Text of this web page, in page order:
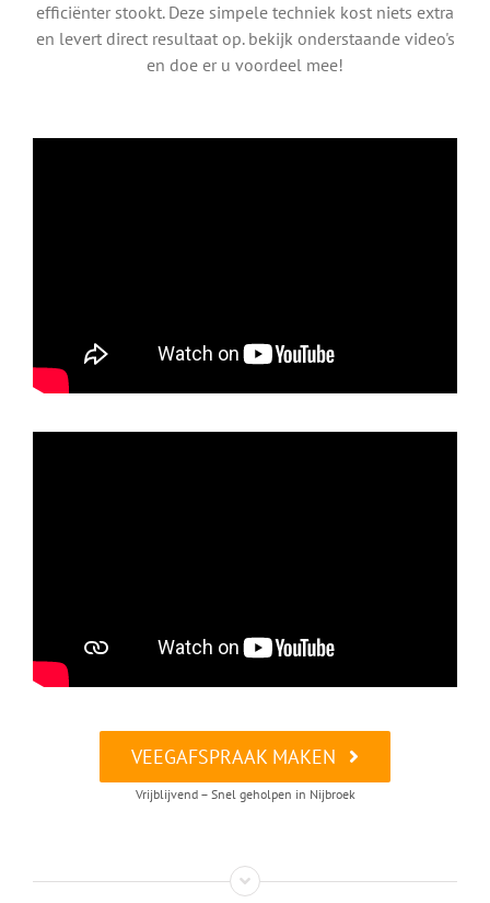
efficiënter stookt. Deze simpele techniek kost niets extra
en levert direct resultaat op. bekijk onderstaande video's
en doe er u voordeel mee!
VEEGAFSPRAAK MAKEN
Vrijblijvend – Snel geholpen in Nijbroek